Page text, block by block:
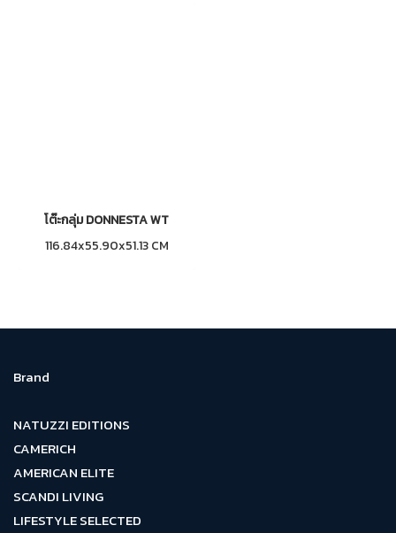
โต๊ะกลุ่ม DONNESTA WT
116.84x55.90x51.13 CM
Brand
NATUZZI EDITIONS
CAMERICH
AMERICAN ELITE
SCANDI LIVING
LIFESTYLE SELECTED